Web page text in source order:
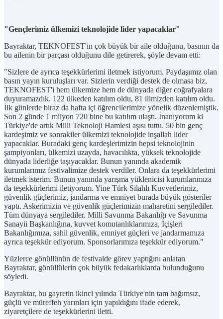
"Gençlerimiz ülkemizi teknolojide lider yapacaklar"
Bayraktar, TEKNOFEST'in çok büyük bir aile olduğunu, basının da
bu ailenin bir parçası olduğunu dile getirerek, şöyle devam etti:
"Sizlere de ayrıca teşekkürlerimi iletmek istiyorum. Paydaşımız olan
basın yayın kuruluşları var. Sizlerin verdiği destek de olmasa biz,
TEKNOFEST'i hem ülkemize hem de dünyada diğer coğrafyalara
duyuramazdık. 122 ülkeden katılım oldu, 81 ilimizden katılım oldu.
İlk günlerde biraz da hafta içi öğrencilerimize yönelik düzenlemiştik.
Son 2 günde 1 milyon 720 bine bu katılım ulaştı. İnanıyorum ki
Türkiye'de artık Milli Teknoloji Hamlesi aşısı tuttu. 50 bin genç
kardeşimiz ve sonrakiler ülkemizi teknolojide inşallah lider
yapacaklar. Buradaki genç kardeşlerimizin hepsi teknolojinin
şampiyonları, ülkemizi uzayda, havacılıkta, yüksek teknolojide
dünyada liderliğe taşıyacaklar. Bunun yanında akademik
kurumlarımız festivalimize destek verdiler. Onlara da teşekkürlerimi
iletmek isterim. Bunun yanında yarışma yüklenicisi kurumlarımıza
da teşekkürlerimi iletiyorum. Yine Türk Silahlı Kuvvetlerimiz,
güvenlik güçlerimiz, jandarma ve emniyet burada büyük gösteriler
yaptı. Askerimizin ve güvenlik güçlerimizin maharetini sergilediler.
Tüm dünyaya sergilediler. Milli Savunma Bakanlığı ve Savunma
Sanayii Başkanlığına, kuvvet komutanlıklarımıza, İçişleri
Bakanlığımıza, sahil güvenlik, emniyet güçleri ve jandarmamıza
ayrıca teşekkür ediyorum. Sponsorlarımıza teşekkür ediyorum."
Yüzlerce gönüllünün de festivalde görev yaptığını anlatan
Bayraktar, gönüllülerin çok büyük fedakarlıklarda bulunduğunu
söyledi.
Bayraktar, bu gayretin ikinci yılında Türkiye'nin tam bağımsız,
güçlü ve müreffeh yarınları için yapıldığını ifade ederek,
ziyaretçilere de teşekkürlerini iletti.